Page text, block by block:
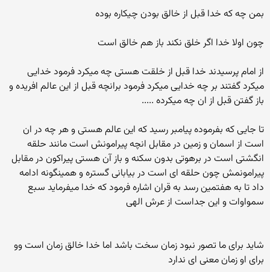
بمن چه که خدا قبل از خالق بودن چیکاره بوده
چون اولا خدا اگر خلق نکند باز هم خالق است
از امام پرسیدند خدا قبل از خلقت هستی چه میکرد فرمود خدایی
میکرد گفتند بر چه خدایی میکرد فرمود برانچه قبل از این عالم افریده و
باز گفتن قبل از ان چه میکرده .....
تا جایی که بفرموده پیامبر رسید که این عالم هستی و هر چه در ان
است از اسمان و زمین در مقابل انچه پیرامونش است مانند حلقه
انگشتی است در برهوتی بدون سکنه و باز آن هستی پیراکون در مقابل
پیرامونمش چون حلقه ای است در بیابانی گستره و همینگونه ادامه
داد تا به هفتمین رسد به قران اشاره فرمود که خدا میفرماید سبع
سمواوات و این جداست از عرش الهی
شاید برای ما تصور نبود زمان سخت باشد اما خدا خالق زمان است وو
برای او زمان معنی ای ندارد